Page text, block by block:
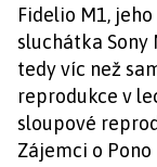
Fidelio M1,
sluchátka Sony
tedy víc než
reprodukce v
sloupové
Zájemci o